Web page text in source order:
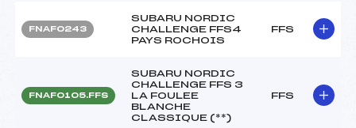
FNAF0243
SUBARU NORDIC
CHALLENGE FFS4
PAYS ROCHOIS
FFS
FNAF0105.FFS
SUBARU NORDIC
CHALLENGE FFS 3
LA FOULEE
BLANCHE
CLASSIQUE (**)
FFS